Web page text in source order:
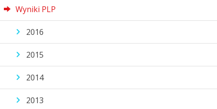
Wyniki PLP
2016
2015
2014
2013